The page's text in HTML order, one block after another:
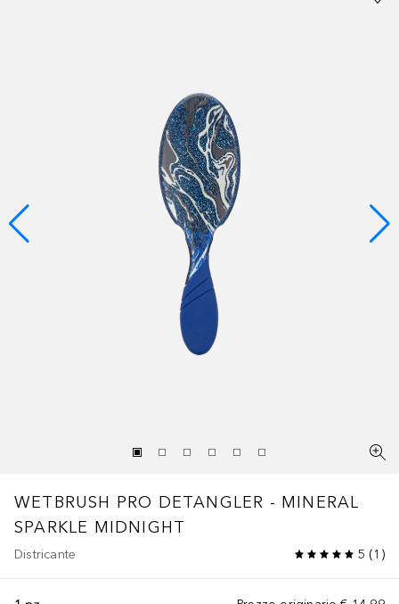
WETBRUSH PRO DETANGLER - MINERAL
SPARKLE MIDNIGHT
Districante 5 (1 )